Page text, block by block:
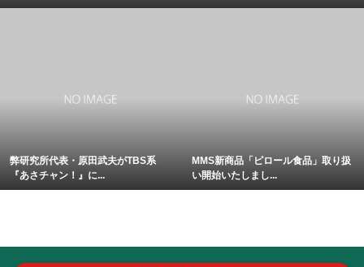
弊研究所代表・原田武夫がTBS系
『あさチャン！』に...
MMS新商品「ピロール食品」取り扱
い開始いたしまし...